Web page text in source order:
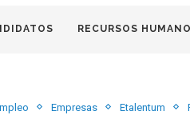
RECURSOS
Empresas Etalentum